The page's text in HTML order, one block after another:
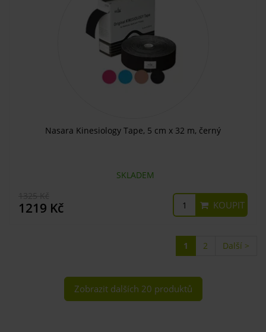
Nasara Kinesiology Tape, 5 cm x 32 m, černý
SKLADEM
1219 Kč KOUPIT
1 2 Další >
Zobrazit dalších 20 produktů